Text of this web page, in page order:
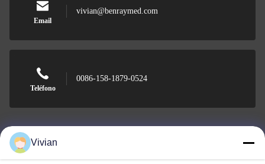
Email
vivian@benraymed.com
Teléfono
0086-158-1879-0524
Vivian